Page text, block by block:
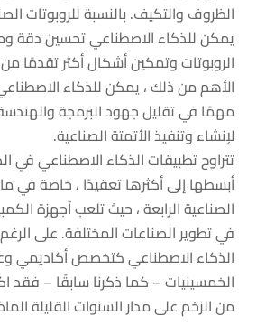
الظروف والتكيف. بالنسبة للروبوتات
يمكن للذكاء الاصطناعي تحسين دقة
الروبوتات وتمكين أشكال أكثر تقدمًا
الأهم من ذلك ، يمكن للذكاء
مهمًا في تقليل جهود البرمجة
لإنشاء وتنفيذ الأتمتة الصناعية.
تتراوح تطبيقات الذكاء الاصطناعي في
أبسطها إلى أكثرها تعقيدًا ، خاصة في
الصناعية الرابعة ، حيث تلعب أجهزة
في تطوير الصناعات المختلفة. على
الذكاء الاصطناعي كتخصص أكاديمي
الخمسينيات – كما ذكرنا سابقًا – فقد
من الزخم على مدار السنوات القليلة